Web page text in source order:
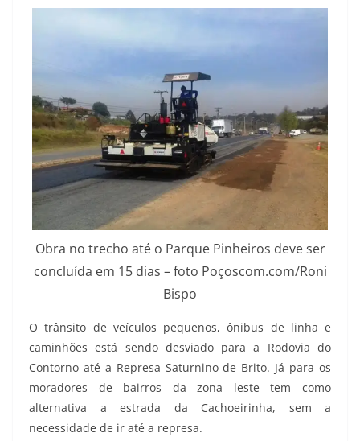
Obra no trecho até o Parque Pinheiros deve ser
concluída em 15 dias – foto Poçoscom.com/Roni
Bispo
O trânsito de veículos pequenos, ônibus de linha e
caminhões está sendo desviado para a Rodovia do
Contorno até a Represa Saturnino de Brito. Já para os
moradores de bairros da zona leste tem como
alternativa a estrada da Cachoeirinha, sem a
necessidade de ir até a represa.